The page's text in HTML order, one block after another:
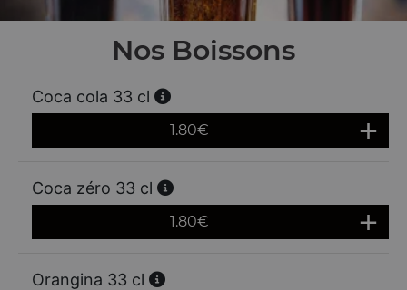
Nos Boissons
Coca cola 33 cl
1.80€
Coca zéro 33 cl
1.80€
Orangina 33 cl